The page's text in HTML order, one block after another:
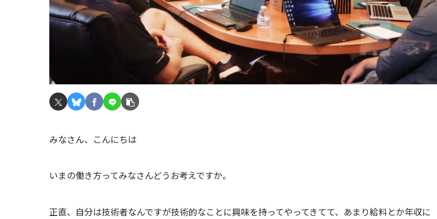
みなさん、こんにちは
いまの働き方ってみなさんどうお考えですか。
正直、自分は技術者なんですが技術的なことに興味を持ってやってきてて、あまり給料とか年収に